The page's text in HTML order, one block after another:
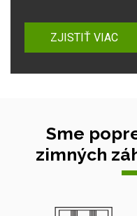
ZJISTIŤ VIAC
Sme
zimných